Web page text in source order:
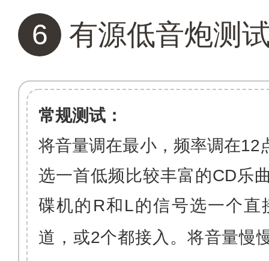
6 有源低音炮测
常规测试：
将音量调在最小，频率调在12
选一首低频比较丰富的CD乐
碟机的 R和L的信号选一个直
道，或2个都接入。将音量慢